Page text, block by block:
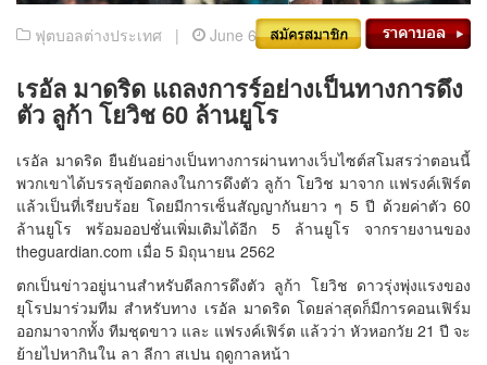
ฟุตบอลต่างประเทศ | June 6, 2019
เรอัล มาดริด แถลงการร์อย่างเป็นทางการดึง
ตัว ลูก้า โยวิช 60 ล้านยูโร
เรอัล มาดริด ยืนยันอย่างเป็นทางการผ่านทางเว็บไซต์สโมสรว่าตอนนี้
พวกเขาได้บรรลุข้อตกลงในการดึงตัว ลูก้า โยวิช มาจาก แฟรงค์เฟิร์ต
แล้วเป็นที่เรียบร้อย โดยมีการเซ็นสัญญากันยาว ๆ 5 ปี ด้วยค่าตัว 60
ล้านยูโร พร้อมออปชั่นเพิ่มเติมได้อีก 5 ล้านยูโร จากรายงานของ
theguardian.com เมื่อ 5 มิถุนายน 2562
ตกเป็นข่าวอยู่นานสำหรับดีลการดึงตัว ลูก้า โยวิช ดาวรุ่งพุ่งแรงของ
ยุโรปมาร่วมทีม สำหรับทาง เรอัล มาดริด โดยล่าสุดก็มีการคอนเฟิร์ม
ออกมาจากทั้ง ทีมชุดขาว และ แฟรงค์เฟิร์ต แล้วว่า หัวหอกวัย 21 ปี จะ
ย้ายไปหากินใน ลา ลีกา สเปน ฤดูกาลหน้า